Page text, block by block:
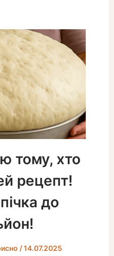
тому, хто
рецепт!
до
/14.07.2025